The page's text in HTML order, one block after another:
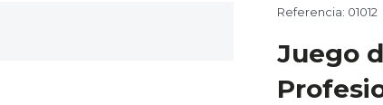
Referencia: 01012
Juego